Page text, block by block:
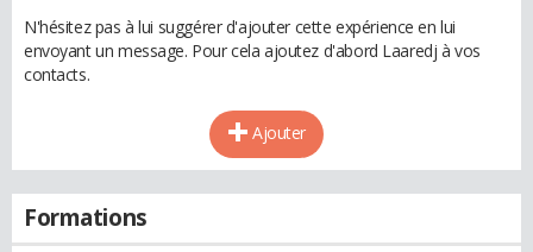
N'hésitez pas à lui suggérer d'ajouter cette expérience en lui
envoyant un message. Pour cela ajoutez d'abord Laaredj à vos
contacts.
Ajouter
Formations